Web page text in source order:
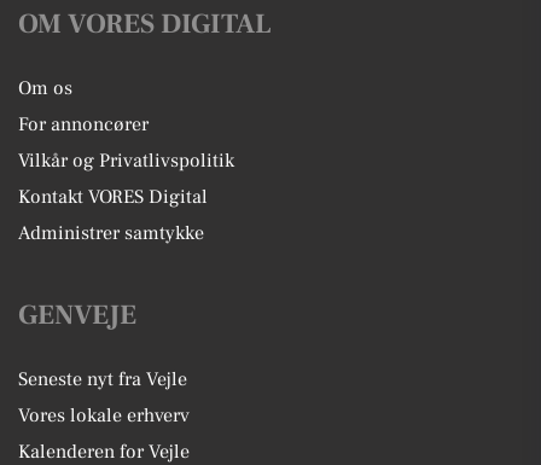
OM VORES DIGITAL
Om os
For annoncører
Vilkår og Privatlivspolitik
Kontakt VORES Digital
Administrer samtykke
GENVEJE
Seneste nyt fra Vejle
Vores lokale erhverv
Kalenderen for Vejle